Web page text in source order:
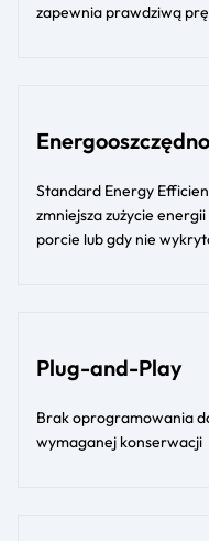
zapewnia prawdziwą
Standard Energy
zmniejsza zużycie
porcie lub gdy nie
Plug-and-Play
Brak oprogramowania
wymaganej konserwacji